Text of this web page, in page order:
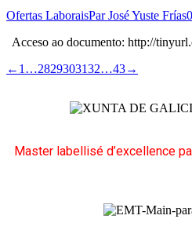
Ofertas LaboraisParJosé Yuste Frías
Acceso ao documento: http://
← 1 …2829303132…43→
Master labellisé d’excellence